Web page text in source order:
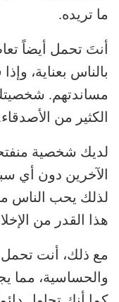
ما تريده.
أنتَ تحمل أيضاً
بالناس بعناية،
مساندتهم. شخصيتك
الكثير من
لديك شخصية
الآخرين دون أي
لذلك يحب الناس
هذا القدر من
مع ذلك، أنت تحمل
والحساسية، مما